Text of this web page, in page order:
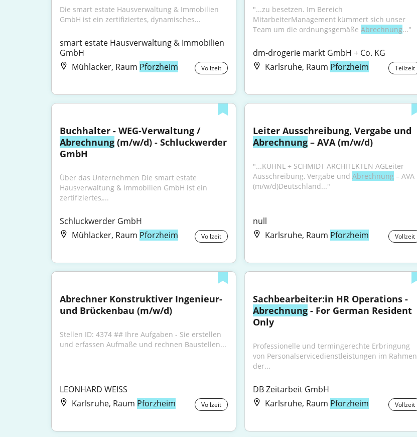
Die smart estate Hausverwaltung & Immobilien
GmbH ist ein zertifiziertes, dynamisches...
smart estate Hausverwaltung & Immobilien
GmbH
Mühlacker, Raum Pforzheim Vollzeit
"...zu besetzen. Im Bereich
MitarbeiterManagement kümmert sich unser
Team um die ordnungsgemäße Abrechnung..."
dm-drogerie markt GmbH + Co. KG
Karlsruhe, Raum Pforzheim Teilzeit
Buchhalter - WEG-Verwaltung /
Abrechnung (m/w/d) - Schluckwerder
GmbH
Über das Unternehmen Die smart estate
Hausverwaltung & Immobilien GmbH ist ein
zertifiziertes,...
Schluckwerder GmbH
Mühlacker, Raum Pforzheim Vollzeit
Abrechnung – AVA (m/w/d)
"...KÜHNL + SCHMIDT ARCHITEKTEN AGLeiter
Ausschreibung, Vergabe und Abrechnung – AVA
(m/w/d)Deutschland..."
null
Karlsruhe, Raum Pforzheim Vollzeit
Abrechner Konstruktiver Ingenieur-
und Brückenbau (m/w/d)
Stellen ID: 4374 ## Ihre Aufgaben - Sie erstellen
und erfassen Aufmaße und rechnen Baustellen...
LEONHARD WEISS
Karlsruhe, Raum Pforzheim Vollzeit
Abrechnung - For German Resident
Only
Professionelle und termingerechte Erbringung
von Personalservicedienstleistungen im Rahmen
der...
DB Zeitarbeit GmbH
Karlsruhe, Raum Pforzheim Vollzeit